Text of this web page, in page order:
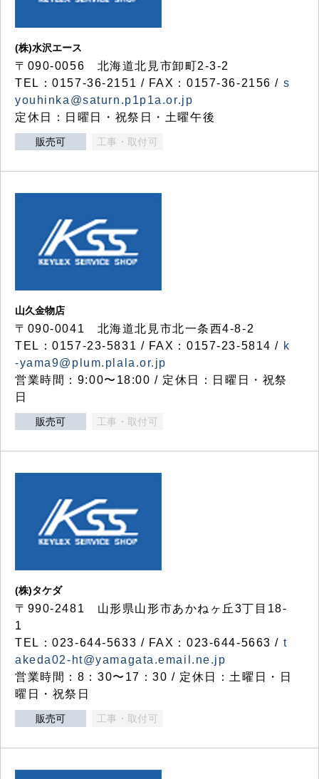
(株)水沢エース
〒090-0056 北海道北見市卸町2-3-2
TEL：0157-36-2151 / FAX：0157-36-2156 / s
youhinka@saturn.p1p1a.or.jp
定休日：日曜日・祝祭日・土曜午後
販売可 工事・取付可
山久金物店
〒090-0041 北海道北見市北一条西4-8-2
TEL：0157-23-5831 / FAX：0157-23-5814 / k
-yama9@plum.plala.or.jp
営業時間：9:00〜18:00 / 定休日：日曜日・祝祭
日
販売可 工事・取付可
(株)タケダ
〒990-2481 山形県山形市あかねヶ丘3丁目18-
1
TEL：023-644-5633 / FAX：023-644-5663 / t
akeda02-ht@yamagata.email.ne.jp
営業時間：8：30〜17：30 / 定休日：土曜日・日
曜日・祝祭日
販売可 工事・取付可